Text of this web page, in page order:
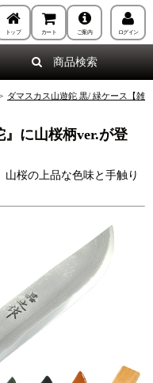
トップ カート ご案内 ログイン
商品検索
ダマスカス山遊鉈 黒/ 緑ケース【雑
に山桜柄ver.が登
桜の上品な色味と手触り